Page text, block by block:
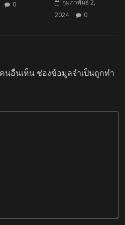
0
กุมภาพันธ์ 2,
2024
0
นอื่นเห็น ช่องข้อมูลจำเป็นถูกทำ